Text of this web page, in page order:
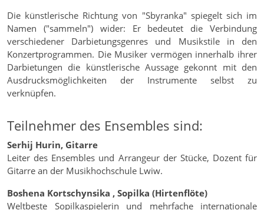
Die künstlerische Richtung von "Sbyranka" spiegelt sich im
Namen ("sammeln") wider: Er bedeutet die Verbindung
verschiedener Darbietungsgenres und Musikstile in den
Konzertprogrammen. Die Musiker vermögen innerhalb ihrer
Darbietungen die künstlerische Aussage gekonnt mit den
Ausdrucksmöglichkeiten der Instrumente selbst zu
verknüpfen.
Teilnehmer des Ensembles sind:
Serhij Hurin, Gitarre
Leiter des Ensembles und Arrangeur der Stücke, Dozent für
Gitarre an der Musikhochschule Lwiw.
Boshena Kortschynsika , Sopilka (Hirtenflöte)
Weltbeste Sopilkaspielerin und mehrfache internationale